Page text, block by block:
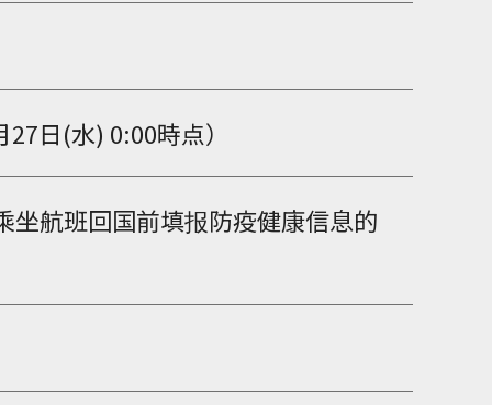
日(水) 0:00時点）
航班回国前填报防疫健康信息的